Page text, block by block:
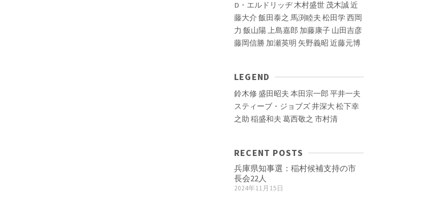
D・エルドリッヂ木村盛世 茂木誠近
藤大介 飯田泰之 馬渕睦夫 松田学 西岡
力 飯山陽上島嘉郎 加藤康子 山田吉彦
藤岡信勝 加瀬英明 矢野義昭 近藤元博
LEGEND
鈴木修 盛田昭夫 本田宗一郎 平井一夫
スティーブ・ジョブズ井深大 松下幸
之助 稲盛和夫 葛西敬之 市村清
RECENT POSTS
兵庫県知事選：稲村候補支持の市
長会22人
2024年11月15日